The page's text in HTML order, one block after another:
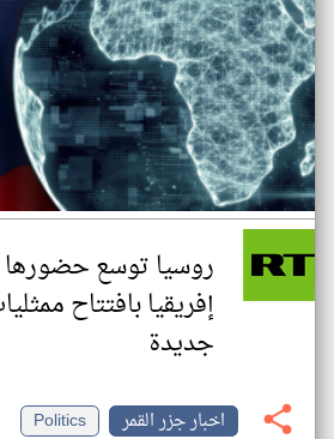
روسيا توسع حضورها
جديدة
اخبار جزر القمر
Politics